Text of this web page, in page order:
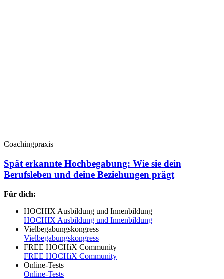
Coachingpraxis
Spät erkannte Hochbegabung: Wie sie dein
Berufsleben und deine Beziehungen prägt
Für dich:
HOCHIX Ausbildung und Innenbildung
HOCHIX Ausbildung und Innenbildung
Vielbegabungskongress
Vielbegabungskongress
FREE HOCHiX Community
FREE HOCHiX Community
Online-Tests
Online-Tests